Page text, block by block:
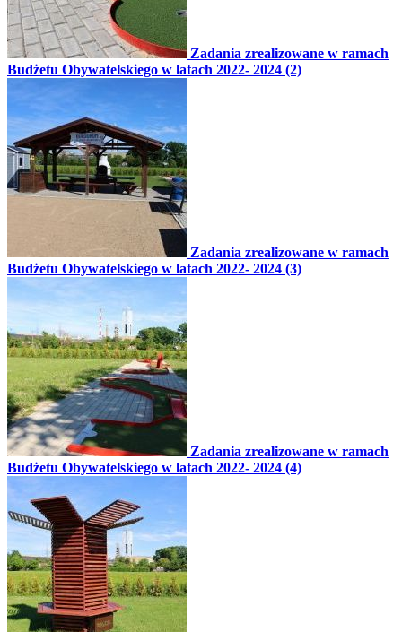
Zadania zrealizowane w ramach
Budżetu Obywatelskiego w latach 2022- 2024 (2)
Zadania zrealizowane w ramach
Budżetu Obywatelskiego w latach 2022- 2024 (3)
Zadania zrealizowane w ramach
Budżetu Obywatelskiego w latach 2022- 2024 (4)